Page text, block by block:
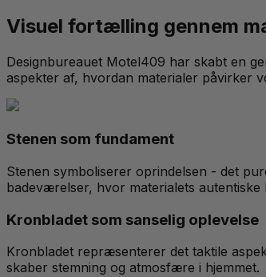
Visuel fortælling gennem
Designbureauet Motel409 har skabt en
aspekter af, hvordan materialer påvirker
Stenen som fundament
Stenen symboliserer oprindelsen - det
badeværelser, hvor materialets
Kronbladet som sanselig oplevelse
Kronbladet repræsenterer det taktile
skaber stemning og atmosfære i hjemmet.